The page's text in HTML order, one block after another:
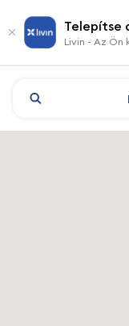
Telepítse
Livin - Az Ön